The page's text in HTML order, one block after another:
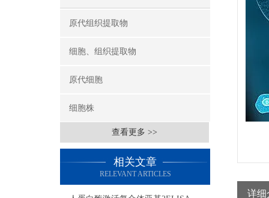
原代组织提取物
细胞、组织提取物
原代细胞
细胞株
查看更多 >>
相关文章
RELEVANT ARTICLES
详细